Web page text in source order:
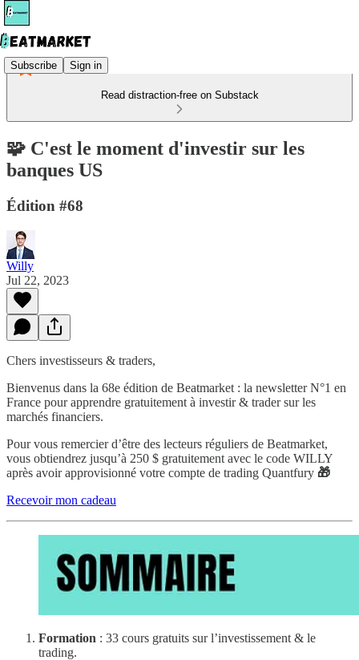
Subscribe Sign in
Read distraction-free on Substack
🧩 C'est le moment d'investir sur les
banques US
Édition #68
Willy
Jul 22, 2023
Chers investisseurs & traders,
Bienvenus dans la 68e édition de Beatmarket : la newsletter N°1 en
France pour apprendre gratuitement à investir & trader sur les
marchés financiers.
Pour vous remercier d’être des lecteurs réguliers de Beatmarket,
vous obtiendrez jusqu’à 250 $ gratuitement avec le code WILLY
après avoir approvisionné votre compte de trading Quantfury 🎁
Recevoir mon cadeau
Formation : 33 cours gratuits sur l’investissement & le
trading.